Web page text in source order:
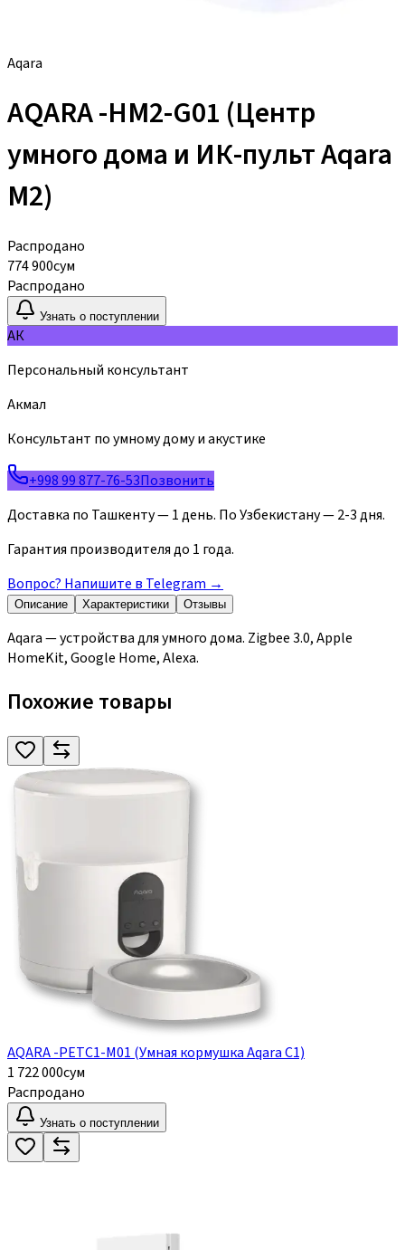
Aqara
AQARA -HM2-G01 (Центр
умного дома и ИК-пульт Aqara
M2)
Распродано
774 900сум
Распродано
Узнать о поступлении
АК
Персональный консультант
Акмал
Консультант по умному дому и акустике
+998 99 877-76-53Позвонить
Доставка по Ташкенту — 1 день. По Узбекистану — 2-3 дня.
Гарантия производителя до 1 года.
Вопрос? Напишите в Telegram →
Описание Характеристики Отзывы
Aqara — устройства для умного дома. Zigbee 3.0, Apple
HomeKit, Google Home, Alexa.
Похожие товары
AQARA -PETC1-M01 (Умная кормушка Aqara C1)
1 722 000сум
Распродано
Узнать о поступлении